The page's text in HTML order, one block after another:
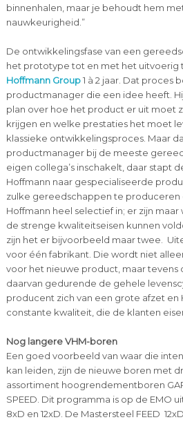
binnenhalen, maar je behoudt hem
nauwkeurigheid.”
De ontwikkelingsfase van een
het prototype tot en met het uitvoerig
Hoffmann Group1 à 2 jaar. Dat proces
productmanager die een idee heeft.
plan over hoe het product er uit moet
krijgen en welke prestaties het moet
klassieke ontwikkelingsproces. Maar
productmanager bij de meeste
eigen collega’s inschakelt, daar stapt
Hoffmann naar gespecialiseerde
zulke gereedschappen te produceren
Hoffmann heel selectief in; er zijn
de strenge kwaliteitseisen kunnen
zijn het er bijvoorbeeld maar twee.
voor één fabrikant. Die wordt niet
voor het nieuwe product, maar tevens
daarvan gedurende de gehele
producent zich van een grote afzet en
constante kwaliteit, die de klanten
Nog langere VHM-boren
Een goed voorbeeld van waar die
kan leiden, zijn de nieuwe boren met
assortiment hoogrendementboren
SPEED. Dit programma is op de EMO
8xD en 12xD. De Mastersteel FEED